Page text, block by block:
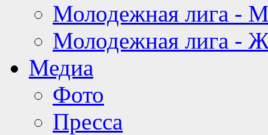
Молодежная лига -
Молодежная лига -
Медиа
Фото
Пресса